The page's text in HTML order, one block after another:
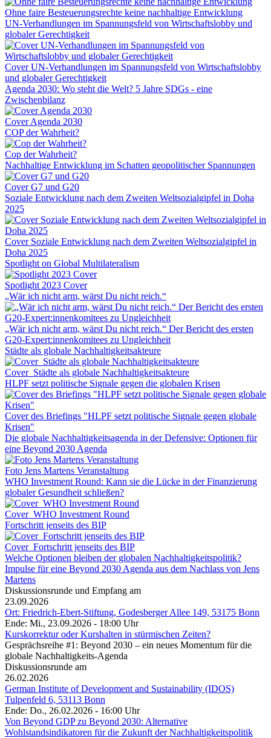
Ohne faire Besteuerungsrechte keine nachhaltige Entwicklung
UN-Verhandlungen im Spannungsfeld von Wirtschaftslobby und
globaler Gerechtigkeit
Cover UN-Verhandlungen im Spannungsfeld von Wirtschaftslobby
und globaler Gerechtigkeit
Agenda 2030: Wo steht die Welt? 5 Jahre SDGs - eine
Zwischenbilanz
Cover Agenda 2030
COP der Wahrheit?
Cop der Wahrheit?
Nachhaltige Entwicklung im Schatten geopolitischer Spannungen
Cover G7 und G20
Soziale Entwicklung nach dem Zweiten Weltsozialgipfel in Doha
2025
Cover Soziale Entwicklung nach dem Zweiten Weltsozialgipfel in
Doha 2025
Spotlight on Global Multilateralism
Spotlight 2023 Cover
„Wär ich nicht arm, wärst Du nicht reich.“
„Wär ich nicht arm, wärst Du nicht reich.“ Der Bericht des ersten
G20-Expert:innenkomitees zu Ungleichheit
Städte als globale Nachhaltigkeitsakteure
Cover_Städte als globale Nachhaltigkeitsakteure
HLPF setzt politische Signale gegen die globalen Krisen
Cover des Briefings "HLPF setzt politische Signale gegen globale
Krisen"
Die globale Nachhaltigkeitsagenda in der Defensive: Optionen für
eine Beyond 2030 Agenda
Foto Jens Martens Veranstaltung
WHO Investment Round: Kann sie die Lücke in der Finanzierung
globaler Gesundheit schließen?
Cover_WHO Investment Round
Fortschritt jenseits des BIP
Cover_Fortschritt jenseits des BIP
Welche Optionen bleiben der globalen Nachhaltigkeitspolitik?
Impulse für eine Beyond 2030 Agenda aus dem Nachlass von Jens
Martens
Diskussionsrunde und Empfang am
23.09.2026
Ort: Friedrich-Ebert-Stiftung, Godesberger Allee 149, 53175 Bonn
Ende: Mi., 23.09.2026 - 18:00 Uhr
Kurskorrektur oder Kurshalten in stürmischen Zeiten?
Gesprächsreihe #1: Beyond 2030 – ein neues Momentum für die
globale Nachhaltigkeits-Agenda
Diskussionsrunde am
26.02.2026
German Institute of Development and Sustainability (IDOS)
Tulpenfeld 6, 53113 Bonn
Ende: Do., 26.02.2026 - 16:00 Uhr
Von Beyond GDP zu Beyond 2030: Alternative
Wohlstandsindikatoren für die Zukunft der Nachhaltigkeitspolitik